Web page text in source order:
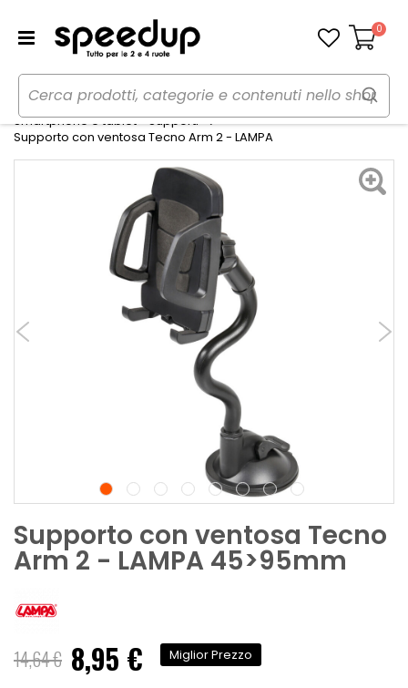
Carrello
0
Home Auto
Audio elettronica mobile
Smartphone e tablet - Supporti
Supporto con ventosa Tecno Arm 2 - LAMPA
Supporto con ventosa Tecno
Arm 2 - LAMPA 45>95mm
14,64 € Prezzo
speciale
8,95 € Miglior Prezzo